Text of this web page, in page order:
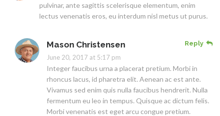
pulvinar, ante sagittis scelerisque elementum, enim
lectus venenatis eros, eu interdum nisl metus ut purus.
Reply
Mason Christensen
June 20, 2017 at 5:17 pm
Integer faucibus urna a placerat pretium. Morbi in
rhoncus lacus, id pharetra elit. Aenean ac est ante.
Vivamus sed enim quis nulla faucibus hendrerit. Nulla
fermentum eu leo in tempus. Quisque ac dictum felis.
Morbi venenatis est eget arcu congue pretium.